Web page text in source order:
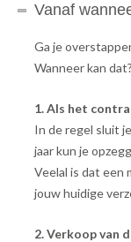
Vanaf
Ga je
Wanneer kan
1. Als het
In de regel sluit
jaar kun je
Veelal is dat een
jouw huidige
2. Verkoop van